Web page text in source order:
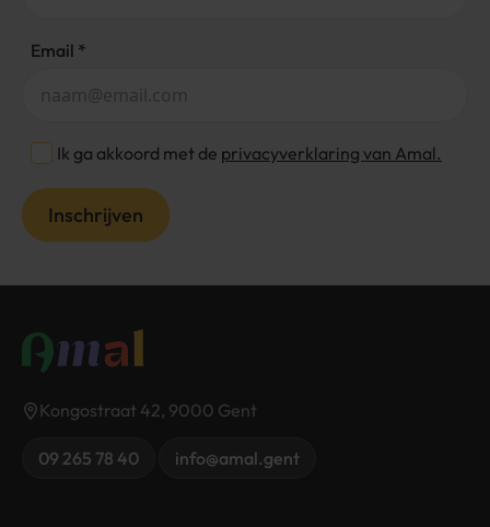
Email *
Ik ga akkoord met de privacyverklaring van Amal.
Inschrijven
Kongostraat 42, 9000 Gent
09 265 78 40 info@amal.gent